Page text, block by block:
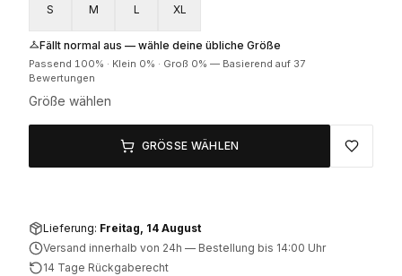
S M L XL
Fällt normal aus — wähle deine übliche Größe
Passend 100% · Klein 0% · Groß 0% — Basierend auf 37
Bewertungen
Größe wählen
GRÖSSE WÄHLEN
Lieferung: Freitag, 14 August
Versand innerhalb von 24h — Bestellung bis 14:00 Uhr
14 Tage Rückgaberecht